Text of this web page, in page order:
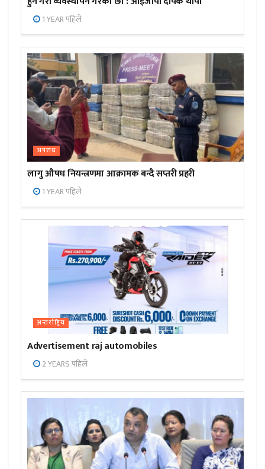
1 YEAR पहिले
अपराध
लागु औषध नियन्त्रणमा आक्रामक बन्दै सप्तरी प्रहरी
1 YEAR पहिले
अन्तर्राष्ट्रिय
Advertisement raj automobiles
2 YEARS पहिले